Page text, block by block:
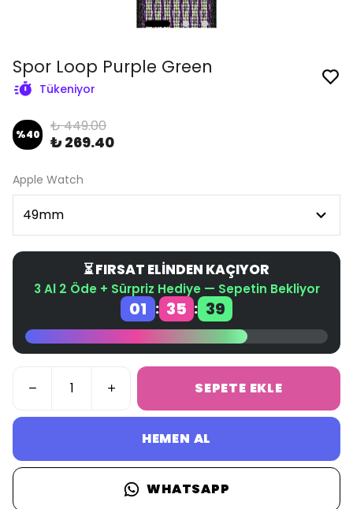
Spor Loop Purple Green
Tükeniyor
%40 ₺ 449.00
₺ 269.40
Apple Watch
⏳ FIRSAT ELİNDEN KAÇIYOR
3 Al 2 Öde + Sürpriz Hediye — Sepetin Bekliyor
01 : 35 : 38
SEPETE EKLE
HEMEN AL
WHATSAPP